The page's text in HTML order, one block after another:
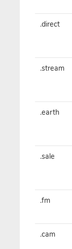
.direct
.stream
.earth
.sale
.fm
.cam